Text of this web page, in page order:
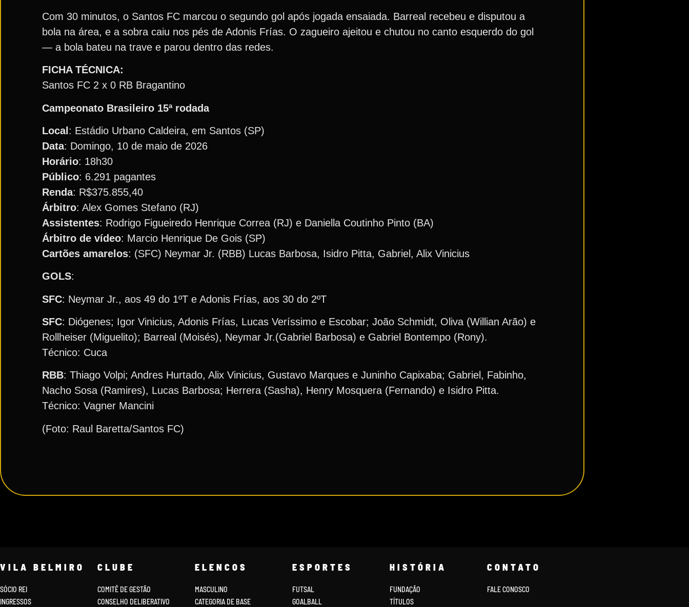
Com 30 minutos, o Santos FC marcou o segundo gol após jogada ensaiada. Barreal recebeu e disputou a
bola na área, e a sobra caiu nos pés de Adonis Frías. O zagueiro ajeitou e chutou no canto esquerdo do gol
— a bola bateu na trave e parou dentro das redes.
FICHA TÉCNICA:
Santos FC 2 x 0 RB Bragantino
Campeonato Brasileiro 15ª rodada
Local : Estádio Urbano Caldeira, em Santos (SP)
Data: Domingo, 10 de maio de 2026
Horário: 18h30
Público: 6.291 pagantes
Renda: R$375.855,40
Árbitro: Alex Gomes Stefano (RJ)
Assistentes: Rodrigo Figueiredo Henrique Correa (RJ) e Daniella Coutinho Pinto (BA)
Árbitro de vídeo: Marcio Henrique De Gois (SP)
Cartões amarelos: (SFC) Neymar Jr. (RBB) Lucas Barbosa, Isidro Pitta, Gabriel, Alix Vinicius
GOLS:
SFC: Neymar Jr., aos 49 do 1ºT e Adonis Frías, aos 30 do 2ºT
SFC: Diógenes; Igor Vinicius, Adonis Frías, Lucas Veríssimo e Escobar; João Schmidt, Oliva (Willian Arão) e
Rollheiser (Miguelito); Barreal (Moisés), Neymar Jr.(Gabriel Barbosa) e Gabriel Bontempo (Rony).
Técnico: Cuca
RBB: Thiago Volpi; Andres Hurtado, Alix Vinicius, Gustavo Marques e Juninho Capixaba; Gabriel, Fabinho,
Nacho Sosa (Ramires), Lucas Barbosa; Herrera (Sasha), Henry Mosquera (Fernando) e Isidro Pitta.
Técnico: Vagner Mancini
(Foto: Raul Baretta/Santos FC)
VILA BELMIRO
SÓCIO REI
INGRESSOS
CLUBE
COMITÊ DE GESTÃO
CONSELHO DELIBERATIVO
ELENCOS
MASCULINO
CATEGORIA DE BASE
ESPORTES
FUTSAL
GOALBALL
HISTÓRIA
FUNDAÇÃO
TÍTULOS
CONTATO
FALE CONOSCO